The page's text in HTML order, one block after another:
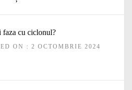
faza cu ciclonul?
ON : 2 OCTOMBRIE 2024